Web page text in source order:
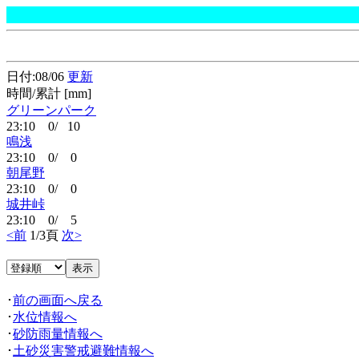
日付:08/06 更新
時間/累計 [mm]
グリーンパーク
23:10 0/ 10
鳴浅
23:10 0/ 0
朝尾野
23:10 0/ 0
城井峠
23:10 0/ 5
<前 1/3頁 次>
･前の画面へ戻る
･ 水位情報へ
･砂防雨量情報へ
･ 土砂災害警戒避難情報へ